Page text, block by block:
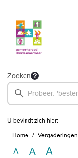
Zoeken
U bevindt zich hier:
Home Vergaderingen
A A A